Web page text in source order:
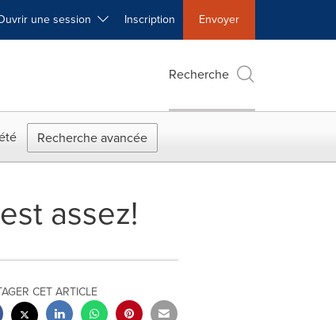
une session Inscription Envoyer
Recherche
Recherche avancée
assez!
CET ARTICLE